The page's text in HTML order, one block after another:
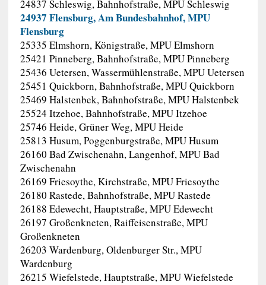
24837 Schleswig, Bahnhofstraße, MPU Schleswig
24937 Flensburg, Am Bundesbahnhof, MPU
Flensburg
25335 Elmshorn, Königstraße, MPU Elmshorn
25421 Pinneberg, Bahnhofstraße, MPU Pinneberg
25436 Uetersen, Wassermühlenstraße, MPU Uetersen
25451 Quickborn, Bahnhofstraße, MPU Quickborn
25469 Halstenbek, Bahnhofstraße, MPU Halstenbek
25524 Itzehoe, Bahnhofstraße, MPU Itzehoe
25746 Heide, Grüner Weg, MPU Heide
25813 Husum, Poggenburgstraße, MPU Husum
26160 Bad Zwischenahn, Langenhof, MPU Bad
Zwischenahn
26169 Friesoythe, Kirchstraße, MPU Friesoythe
26180 Rastede, Bahnhofstraße, MPU Rastede
26188 Edewecht, Hauptstraße, MPU Edewecht
26197 Großenkneten, Raiffeisenstraße, MPU
Großenkneten
26203 Wardenburg, Oldenburger Str., MPU
Wardenburg
26215 Wiefelstede, Hauptstraße, MPU Wiefelstede